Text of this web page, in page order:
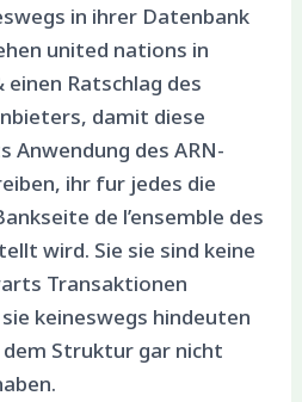
in ihrer Datenbank
united nations in
Ratschlag des
damit diese
Anwendung des ARN-
ihr fur jedes die
de l’ensemble des
wird. Sie sie sind keine
Transaktionen
keineswegs hindeuten
Struktur gar nicht